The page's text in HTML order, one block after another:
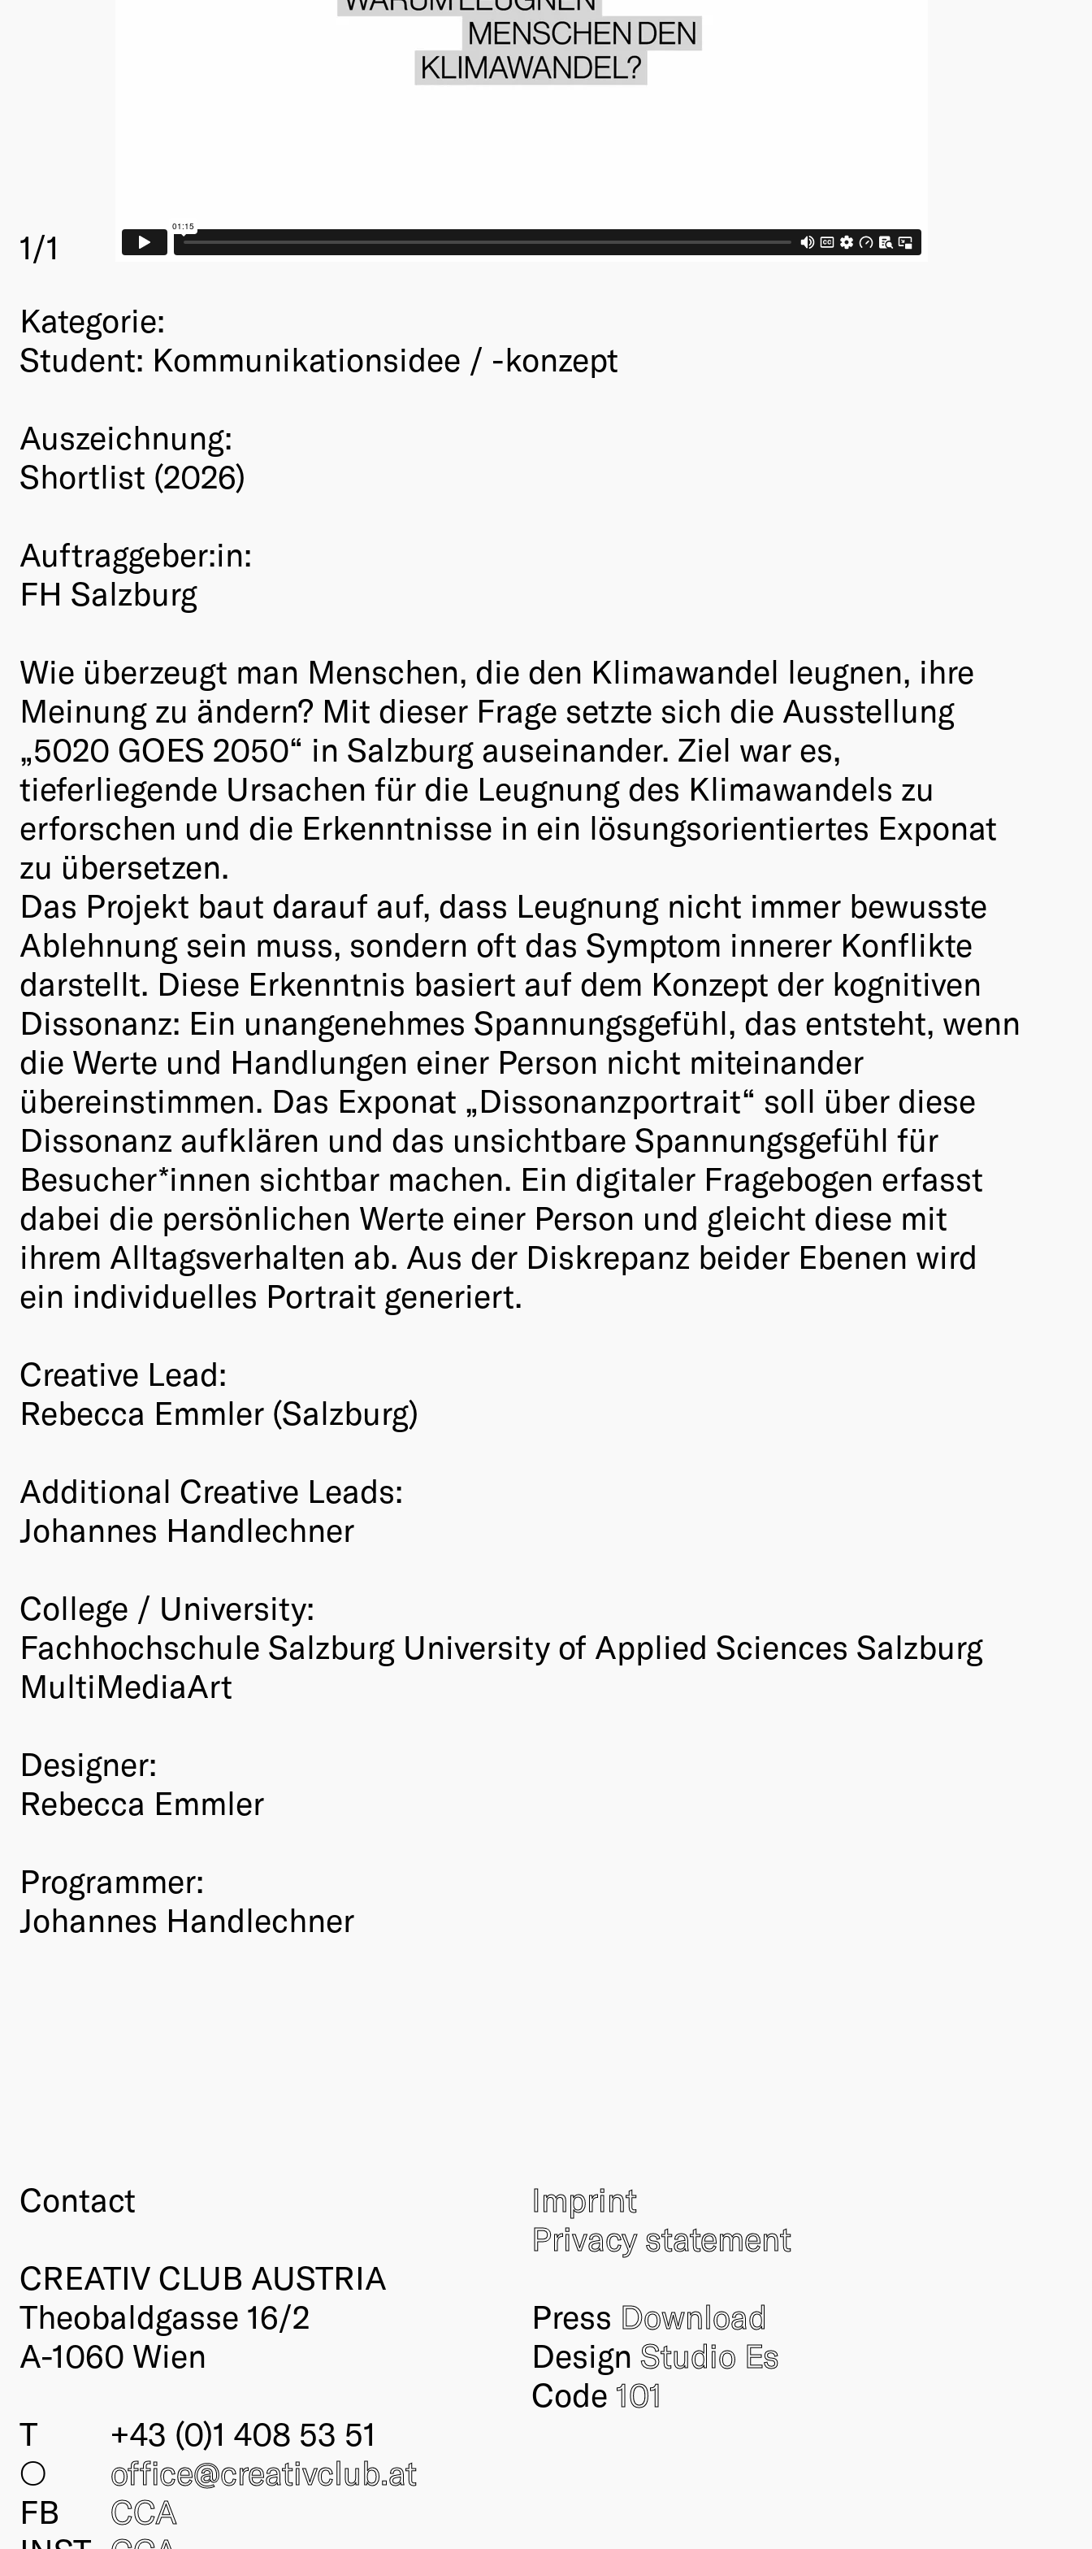
1/1
Kategorie:
Student: Kommunikationsidee / -konzept
Auszeichnung:
Shortlist (2026)
Auftraggeber:in:
FH Salzburg
Wie überzeugt man Menschen, die den Klimawandel leugnen, ihre
Meinung zu ändern? Mit dieser Frage setzte sich die Ausstellung
„5020 GOES 2050“ in Salzburg auseinander. Ziel war es,
tieferliegende Ursachen für die Leugnung des Klimawandels zu
erforschen und die Erkenntnisse in ein lösungsorientiertes Exponat
zu übersetzen.
Das Projekt baut darauf auf, dass Leugnung nicht immer bewusste
Ablehnung sein muss, sondern oft das Symptom innerer Konflikte
darstellt. Diese Erkenntnis basiert auf dem Konzept der kognitiven
Dissonanz: Ein unangenehmes Spannungsgefühl, das entsteht, wenn
die Werte und Handlungen einer Person nicht miteinander
übereinstimmen. Das Exponat „Dissonanzportrait“ soll über diese
Dissonanz aufklären und das unsichtbare Spannungsgefühl für
Besucher*innen sichtbar machen. Ein digitaler Fragebogen erfasst
dabei die persönlichen Werte einer Person und gleicht diese mit
ihrem Alltagsverhalten ab. Aus der Diskrepanz beider Ebenen wird
ein individuelles Portrait generiert.
Creative Lead:
Rebecca Emmler (Salzburg)
Additional Creative Leads:
Johannes Handlechner
College / University:
Fachhochschule Salzburg University of Applied Sciences Salzburg
MultiMediaArt
Designer:
Rebecca Emmler
Programmer:
Johannes Handlechner
Contact
CREATIV CLUB AUSTRIA
Theobaldgasse 16/2
A-1060 Wien
T
+43 (0)1 408 53 51
○
office@creativclub.at
FB
CCA
Imprint
Privacy statement
Press Download
Design Studio Es
Code 101